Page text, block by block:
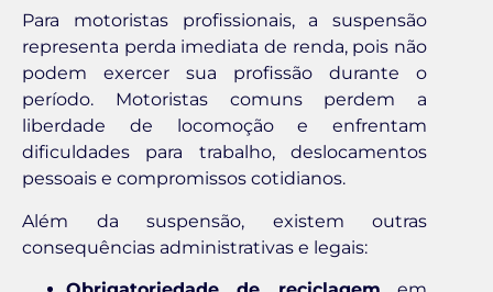
Para motoristas profissionais, a suspensão
representa perda imediata de renda, pois não
podem exercer sua profissão durante o
período. Motoristas comuns perdem a
liberdade de locomoção e enfrentam
dificuldades para trabalho, deslocamentos
pessoais e compromissos cotidianos.
Além da suspensão, existem outras
consequências administrativas e legais: